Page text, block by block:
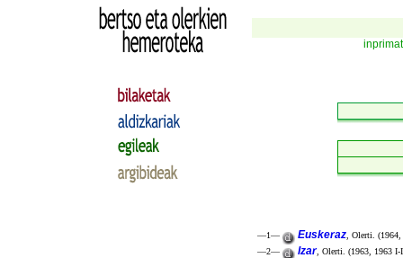
—1— Euskeraz, Olerti. (1964,
—2—
Izar, Olerti. (1963, 1963 I-